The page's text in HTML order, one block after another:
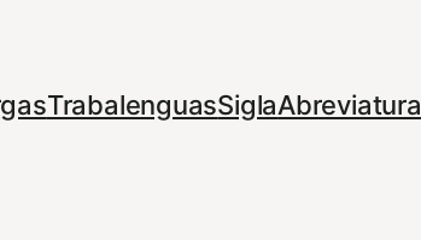
TrabalenguasSiglaAbreviatura